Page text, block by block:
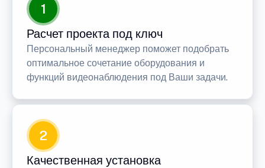
1
Расчет проекта под ключ
Персональный менеджер поможет подобрать
оптимальное сочетание оборудования и
функций видеонаблюдения под Ваши задачи.
2
Качественная установка